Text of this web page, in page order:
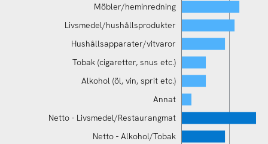
Möbler/heminredning
Livsmedel/hushållsprodukter
Hushållsapparater/vitvaror
Tobak (cigaretter, snus etc.)
Alkohol (öl, vin, sprit etc.)
Annat
Netto - Livsmedel/Restaurangmat
Netto - Alkohol/Tobak